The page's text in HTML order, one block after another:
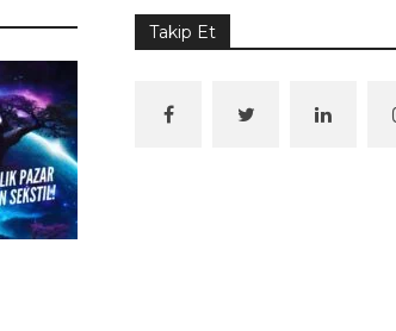
Takip Et